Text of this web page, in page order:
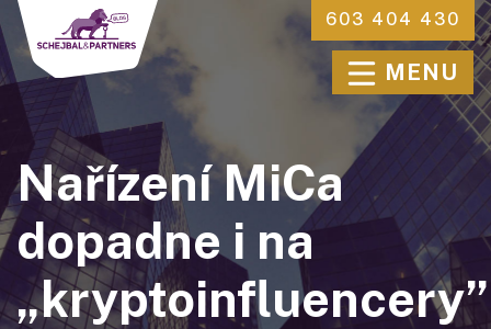
603 404 430
MENU
Nařízení MiCa
dopadne i na
„kryptoinfluencery”